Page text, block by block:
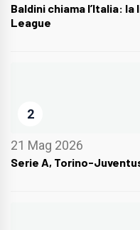
Baldini chiama l’Italia:
League
2
21 Mag 2026
Serie A, Torino-